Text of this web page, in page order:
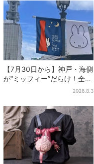
【7月30日から】神戸・海側
が“ミッフィー”だらけ！全16
施設でパン、スイーツ、ナ
2026.8.3